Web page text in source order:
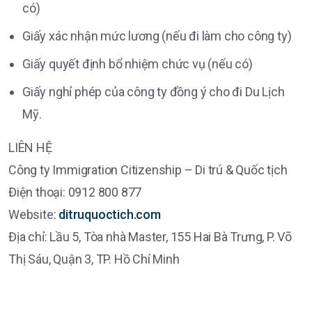
có)
Giấy xác nhận mức lương (nếu đi làm cho công ty)
Giấy quyết định bổ nhiệm chức vụ (nếu có)
Giấy nghỉ phép của công ty đồng ý cho đi Du Lịch
Mỹ.
LIÊN HỆ
Công ty Immigration Citizenship – Di trú & Quốc tịch
Điện thoại: 0912 800 877
Website: ditruquoctich.com
Địa chỉ: Lầu 5, Tòa nhà Master, 155 Hai Bà Trưng, P. Võ
Thị Sáu, Quận 3, TP. Hồ Chí Minh